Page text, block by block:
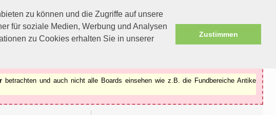
zu können und die Zugriffe auf unsere
für soziale Medien, Werbung und Analysen
zu Cookies erhalten Sie in unserer
Zustimmen
betrachten und auch nicht alle Boards einsehen wie z.B. die Fundbereiche Antike